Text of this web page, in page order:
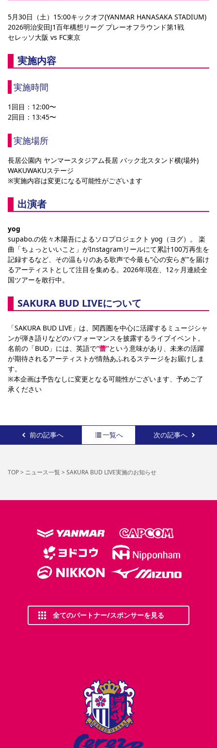
5月30日（土）15:00キックオフ(YANMAR HANASAKA STADIUM)
2026明治安田J1百年構想リーグ プレーオフラウンド第1戦
セレッソ大阪 vs FC東京
実施内容
実施時間
1回目：12:00〜
2回目：13:45〜
実施場所
長居公園内 ヤンマースタジアム長居 バック北スタンド横(場外)
WAKUWAKUステージ
※実施内容は変更になる可能性がございます
出演者
yog
supabo.の佐々木陽吾によるソロプロジェクト yog（ヨグ）。 楽
曲「ちょっといいこと」がInstagramリールにて累計100万再生を
記録するなど、その温もりのある歌声で今最も“心の安らぎ”を届け
るアーティストとして注目を集める。2026年現在、12ヶ月連続全
国ツアーを敢行中。
SAKURA BUD LIVEについて
「SAKURA BUD LIVE」は、関西圏を中心に活躍するミュージシャ
ンが弾き語りなどのパフォーマンスを披露するライブイベント。
名前の「BUD」には、英語で“蕾”という意味があり、未来の活躍
が期待されるアーティストが情熱あふれるステージをお届けしま
す。
※本企画は予告なしに変更となる可能性がございます、予めご了
承ください
前の記事へ 一覧へ 次の記事へ
TOP> ニュース一覧> SAKURA BUD LIVE実施のお知らせ
全てのパートナー/スポンサーを見る